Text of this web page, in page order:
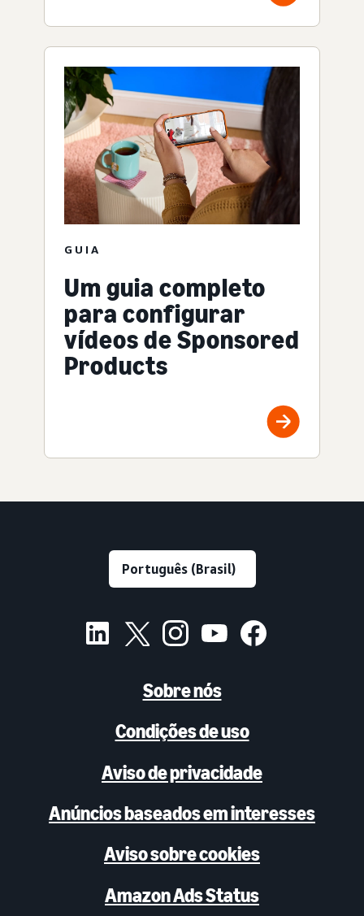
GUIA
Um guia completo
para configurar
vídeos de Sponsored
Products
Sobre nós
Condições de uso
Aviso de privacidade
Anúncios baseados em interesses
Aviso sobre cookies
Amazon Ads Status